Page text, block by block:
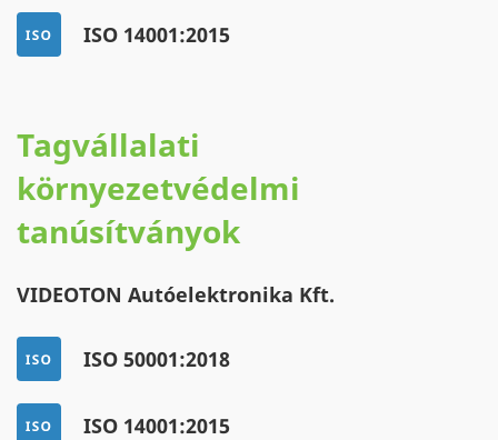
ISO 14001:2015
Tagvállalati
környezetvédelmi
tanúsítványok
VIDEOTON Autóelektronika Kft.
ISO 50001:2018
ISO 14001:2015